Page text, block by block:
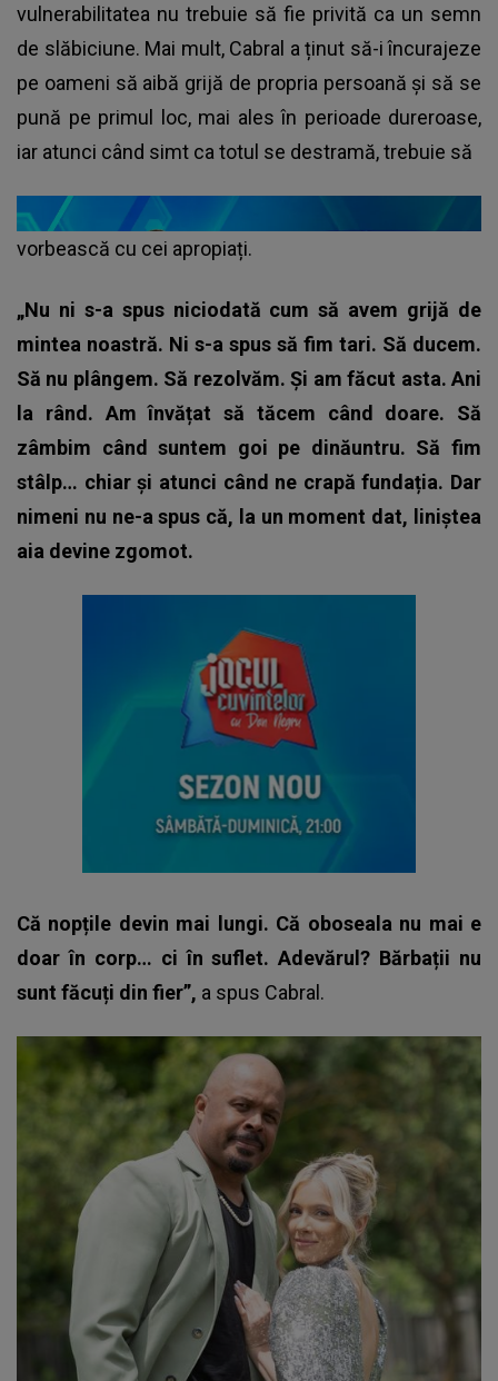
vulnerabilitatea nu trebuie să fie privită ca un semn
de slăbiciune. Mai mult, Cabral a ținut să-i încurajeze
pe oameni să aibă grijă de propria persoană și să se
pună pe primul loc, mai ales în perioade dureroase,
iar atunci când simt ca totul se destramă, trebuie să
vorbească cu cei apropiați.
„Nu ni s-a spus niciodată cum să avem grijă de
mintea noastră. Ni s-a spus să fim tari. Să ducem.
Să nu plângem. Să rezolvăm. Și am făcut asta. Ani
la rând. Am învățat să tăcem când doare. Să
zâmbim când suntem goi pe dinăuntru. Să fim
stâlp… chiar și atunci când ne crapă fundația. Dar
nimeni nu ne-a spus că, la un moment dat, liniștea
aia devine zgomot.
Că nopțile devin mai lungi. Că oboseala nu mai e
doar în corp… ci în suflet. Adevărul? Bărbații nu
sunt făcuți din fier”, a spus Cabral.